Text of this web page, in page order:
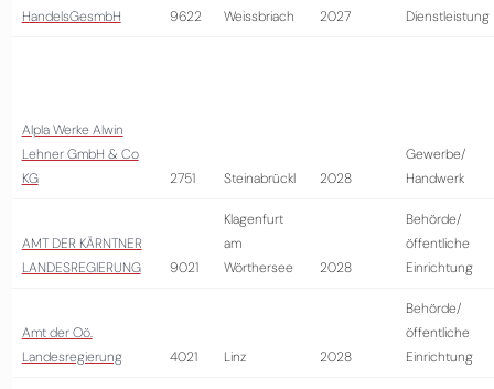
HandelsGesmbH
9622 Weissbriach 2027
Dienstleistung
Alpla Werke Alwin
Lehner GmbH & Co
KG
2751 Steinabrückl 2028
Gewerbe/
Handwerk
AMT DER KÄRNTNER
LANDESREGIERUNG
9021
Klagenfurt
am
Wörthersee
2028
Behörde/
öffentliche
Einrichtung
Amt der Oö.
Landesregierung
4021 Linz 2028
Behörde/
öffentliche
Einrichtung